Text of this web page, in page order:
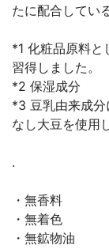
たに配合してい
*1 化粧品原料と
習得しました。
*2 保湿成分
*3 豆乳由来成分
なし大豆を使用
.
・無香料
・無着色
・無鉱物油